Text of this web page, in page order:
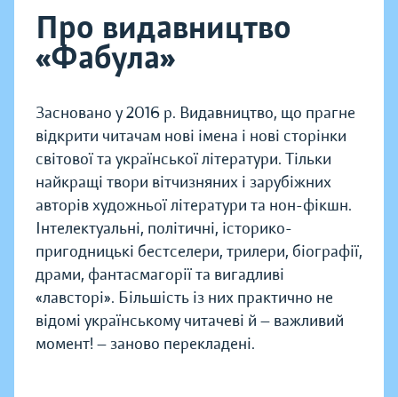
Про видавництво
«Фабула»
Засновано у 2016 р. Видавництво, що прагне
відкрити читачам нові імена і нові сторінки
світової та української літератури. Тільки
найкращі твори вітчизняних і зарубіжних
авторів художньої літератури та нон-фікшн.
Інтелектуальні, політичні, історико-
пригодницькі бестселери, трилери, біографії,
драми, фантасмагорії та вигадливі
«лавсторі». Більшість із них практично не
відомі українському читачеві й — важливий
момент! — заново перекладені.